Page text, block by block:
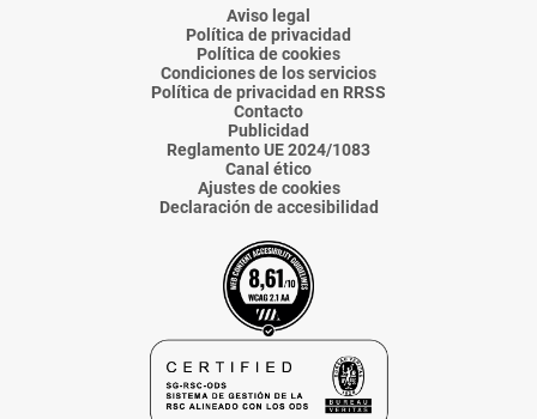
AlmeríaAlmeríaAlmería
Almería
Aviso legal
Política de privacidad
Política de cookies
Condiciones de los servicios
Política de privacidad en RRSS
Contacto
Publicidad
Reglamento UE 2024/1083
Canal ético
Ajustes de cookies
Declaración de accesibilidad